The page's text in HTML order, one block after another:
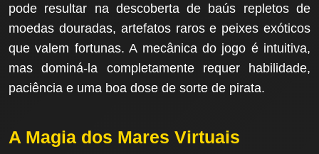
pode resultar na descoberta de baús repletos de
moedas douradas, artefatos raros e peixes exóticos
que valem fortunas. A mecânica do jogo é intuitiva,
mas dominá-la completamente requer habilidade,
paciência e uma boa dose de sorte de pirata.
A Magia dos Mares Virtuais